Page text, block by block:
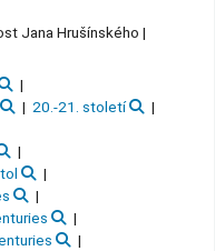
Jana Hrušínského
20.-21. století